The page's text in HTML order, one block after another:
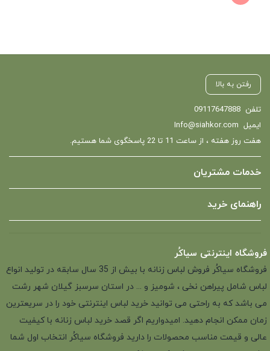
رفتن به بالا
تلفن 09117647888
ایمیل Info@siahkor.com
هفت روز هفته ، از ساعت 11 تا 22 پاسخگوی شما هستیم.
خدمات مشتریان
راهنمای خرید
فروشگاه اینترنتی سیاکُر
فروشگاه سیاکُر فروش لباس زنانه با بیش از 35 سال سابقه در تولید انواع
لباس شامل پیراهن نخی ، شومیز و ... در استان سرسبز گیلان شهر رشت
می باشد که به راحتی می توانید خرید لباس اینترنتی خود را در سریعترین
زمان ممکن انجام دهید. امیدواریم اگر قصد خرید لباس زنانه با کیفیت
عالی و قیمت مناسب محصولات را دارید فروشگاه سیاکُر انتخاب اول شما